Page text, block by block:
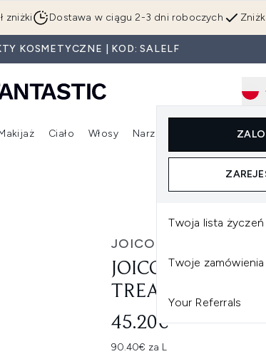
do głównej treści
zniżki Dostawa w ciągu 2-3 dni roboczych
KOSMETYCZNE | KOD: SALELF
Twoja lista życzeń
Twoje zamówienia
Your Referrals
Wejdź do podmenu (Pielęgnacja twarzy)
Wejdź do podmenu (Nowości)Wejdź do podmenu (Makijaż)
Ciało Włosy
Wejdź do podmenu (Włosy)
Narzędzia
JOICO
JOICO MOISTURE
TREATMENT
45.20€
90.40€ za L